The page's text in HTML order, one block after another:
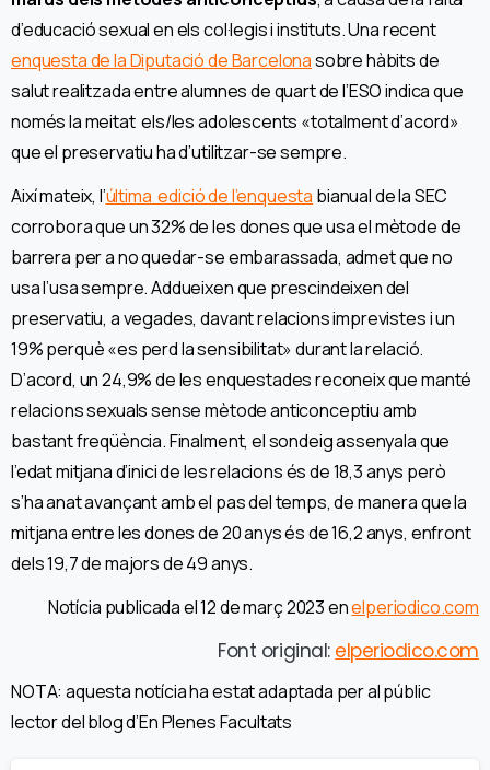
d’educació sexual en els col·legis i instituts. Una recent
enquesta de la Diputació de Barcelonasobre hàbits de
salut realitzada entre alumnes de quart de l’ESO indica que
només la meitat els/les adolescents «totalment d’acord»
que el preservatiu ha d’utilitzar-se sempre.
Així mateix, l’última edició de l’enquesta bianual de la SEC
corrobora que un 32% de les dones que usa el mètode de
barrera per a no quedar-se embarassada, admet que no
usa l’usa sempre. Addueixen que prescindeixen del
preservatiu, a vegades, davant relacions imprevistes i un
19% perquè «es perd la sensibilitat» durant la relació.
D’acord, un 24,9% de les enquestades reconeix que manté
relacions sexuals sense mètode anticonceptiu amb
bastant freqüència. Finalment, el sondeig assenyala que
l’edat mitjana d’inici de les relacions és de 18,3 anys però
s’ha anat avançant amb el pas del temps, de manera que la
mitjana entre les dones de 20 anys és de 16,2 anys, enfront
dels 19,7 de majors de 49 anys.
Notícia publicada el 12 de març 2023 enelperiodico.com
Font original: elperiodico.com
NOTA: aquesta notícia ha estat adaptada per al públic
lector del blog d’En Plenes Facultats